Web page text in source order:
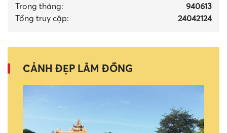
Trong tháng:
940613
Tổng truy cập:
24042124
CẢNH ĐẸP LÂM ĐỒNG